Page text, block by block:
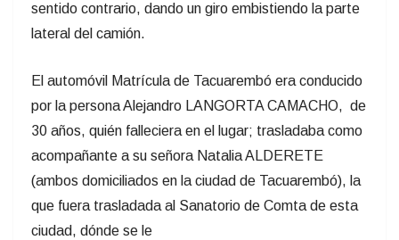
sentido contrario, dando un giro embistiendo la parte
lateral del camión.
El automóvil Matrícula de Tacuarembó era conducido
por la persona Alejandro LANGORTA CAMACHO, de
30 años, quién falleciera en el lugar; trasladaba como
acompañante a su señora Natalia ALDERETE
(ambos domiciliados en la ciudad de Tacuarembó), la
que fuera trasladada al Sanatorio de Comta de esta
ciudad, dónde se le